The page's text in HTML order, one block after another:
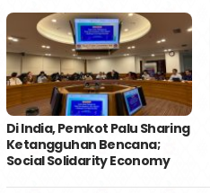
Di India, Pemkot Palu Sharing
Ketangguhan Bencana;
Social Solidarity Economy